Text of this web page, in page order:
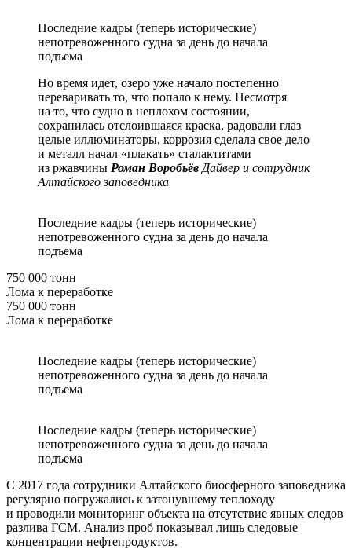
Последние кадры (теперь исторические)
непотревоженного судна за день до начала
подъема
Но время идет, озеро уже начало постепенно
переваривать то, что попало к нему. Несмотря
на то, что судно в неплохом состоянии,
сохранилась отслоившаяся краска, радовали глаз
целые иллюминаторы, коррозия сделала свое дело
и металл начал «плакать» сталактитами
из ржавчины Роман Воробьёв Дайвер и сотрудник
Алтайского заповедника
Последние кадры (теперь исторические)
непотревоженного судна за день до начала
подъема
750 000 тонн
Лома к переработке
750 000 тонн
Лома к переработке
Последние кадры (теперь исторические)
непотревоженного судна за день до начала
подъема
Последние кадры (теперь исторические)
непотревоженного судна за день до начала
подъема
С 2017 года сотрудники Алтайского биосферного заповедника
регулярно погружались к затонувшему теплоходу
и проводили мониторинг объекта на отсутствие явных следов
разлива ГСМ. Анализ проб показывал лишь следовые
концентрации нефтепродуктов.